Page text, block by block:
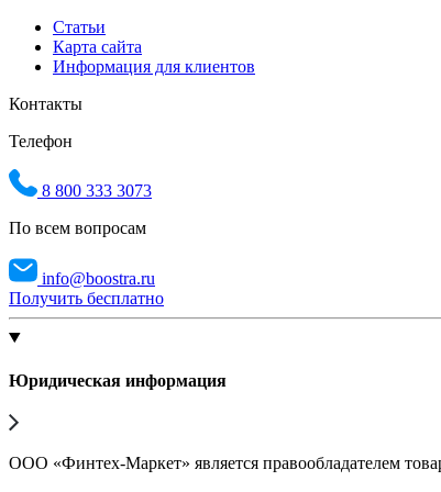
Статьи
Карта сайта
Информация для клиентов
Контакты
Телефон
8 800 333 3073
По всем вопросам
info@boostra.ru
Получить бесплатно
Юридическая информация
ООО «Финтех-Маркет» является правообладателем